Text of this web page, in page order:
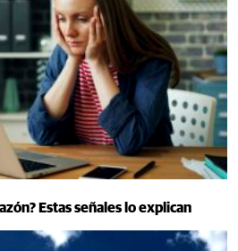
Estas señales lo explican